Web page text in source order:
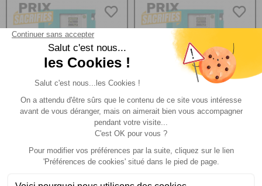
Convertisseur Pur Sinus
AC Master 12/500
Comparer
Convertisseur Pur Sinus
AC Master 12/300
Comparer